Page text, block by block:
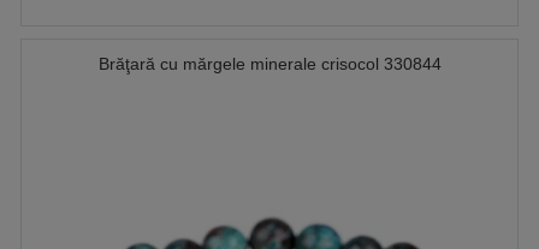
Brăţară cu mărgele minerale crisocol 330844